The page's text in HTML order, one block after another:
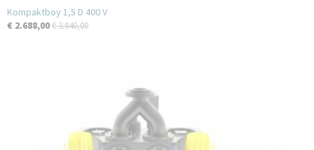
Kompaktboy 1,5 D 400 V
€ 2.688,00€ 3.840,00